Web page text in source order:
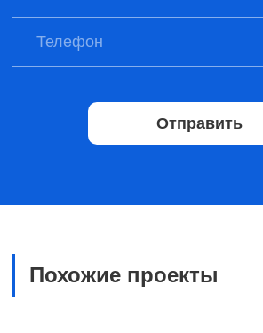
Отправить
Похожие проекты